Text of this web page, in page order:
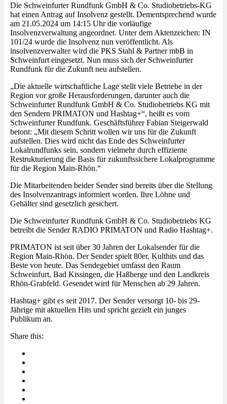
Die Schweinfurter Rundfunk GmbH & Co. Studiobetriebs-KG
hat einen Antrag auf Insolvenz gestellt. Dementsprechend wurde
am 21.05.2024 um 14:15 Uhr die vorläufige
Insolvenzverwaltung angeordnet. Unter dem Aktenzeichen: IN
101/24 wurde die Insolvenz nun veröffentlicht. Als
insolvenzverwalter wird die PKS Stahl & Partner mbB in
Schweinfurt eingesetzt. Nun muss sich der Schweinfurter
Rundfunk für die Zukunft neu aufstellen.
„Die aktuelle wirtschaftliche Lage stellt viele Betriebe in der
Region vor große Herausforderungen, darunter auch die
Schweinfurter Rundfunk GmbH & Co. Studiobetriebs KG mit
den Sendern PRIMATON und Hashtag+“, heißt es vom
Schweinfurter Rundfunk. Geschäftsführer Fabian Steigerwald
betont: „Mit diesem Schritt wollen wir uns für die Zukunft
aufstellen. Dies wird nicht das Ende des Schweinfurter
Lokalrundfunks sein, sondern vielmehr durch effiziente
Restrukturierung die Basis für zukunftssichere Lokalprogramme
für die Region Main-Rhön.“
Die Mitarbeitenden beider Sender sind bereits über die Stellung
des Insolvenzantrags informiert worden. Ihre Löhne und
Gehälter sind gesetzlich gesichert.
Die Schweinfurter Rundfunk GmbH & Co. Studiobetriebs KG
betreibt die Sender RADIO PRIMATON und Radio Hashtag+.
PRIMATON ist seit über 30 Jahren der Lokalsender für die
Region Main-Rhön. Der Sender spielt 80er, Kulthits und das
Beste von heute. Das Sendegebiet umfasst den Raum
Schweinfurt, Bad Kissingen, die Haßberge und den Landkreis
Rhön-Grabfeld. Gesendet wird für Menschen ab 29 Jahren.
Hashtag+ gibt es seit 2017. Der Sender versorgt 10- bis 29-
Jährige mit aktuellen Hits und spricht gezielt ein junges
Publikum an.
Share this: